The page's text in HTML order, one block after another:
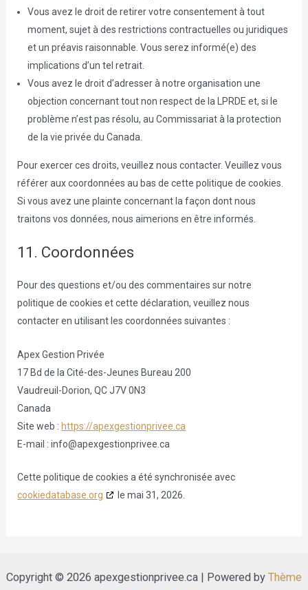
Vous avez le droit de retirer votre consentement à tout
moment, sujet à des restrictions contractuelles ou juridiques
et un préavis raisonnable. Vous serez informé(e) des
implications d’un tel retrait.
Vous avez le droit d’adresser à notre organisation une
objection concernant tout non respect de la LPRDE et, si le
problème n’est pas résolu, au Commissariat à la protection
de la vie privée du Canada.
Pour exercer ces droits, veuillez nous contacter. Veuillez vous
référer aux coordonnées au bas de cette politique de cookies.
Si vous avez une plainte concernant la façon dont nous
traitons vos données, nous aimerions en être informés.
11. Coordonnées
Pour des questions et/ou des commentaires sur notre
politique de cookies et cette déclaration, veuillez nous
contacter en utilisant les coordonnées suivantes :
Apex Gestion Privée
17 Bd de la Cité-des-Jeunes Bureau 200
Vaudreuil-Dorion, QC J7V 0N3
Canada
Site web : https://apexgestionprivee.ca
E-mail :info@apexgestionprivee.ca
Cette politique de cookies a été synchronisée avec
cookiedatabase.org
le mai 31, 2026.
Copyright © 2026 apexgestionprivee.ca | Powered by Thème